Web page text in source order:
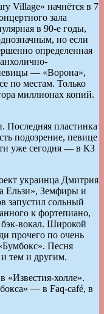
Village» начнётся в 7
зала
в 90-е годы,
но если
определенная
— «Ворона»,
по местам. Только
миллионах копий.
Последняя пластинка
подозрение, певице
уже сегодня — в КЗ
украинца Дмитрия
Ельзи», Земфиры и
запустил сольный
к фортепиано,
бэк-вокал. Широкой
прочего по очень
Песня
тем и другим.
«Известия-холле».
— в Faq-café, в